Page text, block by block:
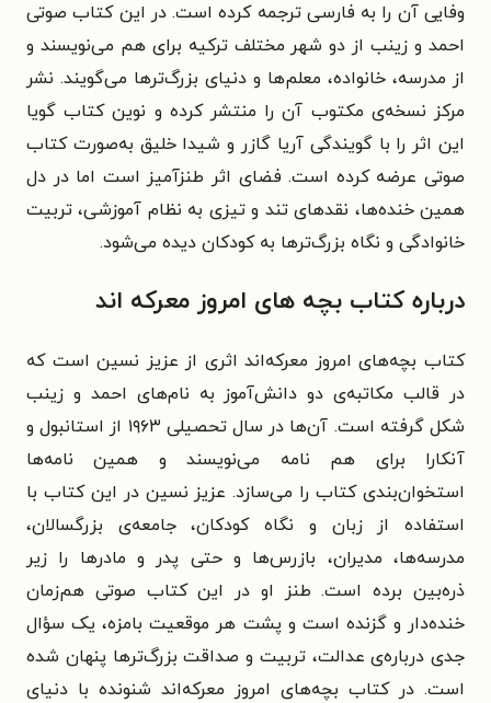
وفایی آن را به فارسی ترجمه کرده است. در این کتاب صوتی
احمد و زینب از دو شهر مختلف ترکیه برای هم می‌نویسند و
از مدرسه، خانواده، معلم‌ها و دنیای بزرگ‌ترها می‌گویند. نشر
مرکز نسخه‌ی مکتوب آن را منتشر کرده و نوین کتاب گویا
این اثر را با گویندگی آریا گازر و شیدا خلیق به‌صورت کتاب
صوتی عرضه کرده است. فضای اثر طنزآمیز است اما در دل
همین خنده‌ها، نقدهای تند و تیزی به نظام آموزشی، تربیت
خانوادگی و نگاه بزرگ‌ترها به کودکان دیده می‌شود.
درباره کتاب بچه‌ های امروز معرکه‌ اند
کتاب بچه‌های امروز معرکه‌اند اثری از عزیز نسین است که
در قالب مکاتبه‌ی دو دانش‌آموز به نام‌های احمد و زینب
شکل گرفته است. آن‌ها در سال تحصیلی ۱۹۶۳ از استانبول و
آنکارا برای هم نامه می‌نویسند و همین نامه‌ها
استخوان‌بندی کتاب را می‌سازد. عزیز نسین در این کتاب با
استفاده از زبان و نگاه کودکان، جامعه‌ی بزرگسالان،
مدرسه‌ها، مدیران، بازرس‌ها و حتی پدر و مادرها را زیر
ذره‌بین برده است. طنز او در این کتاب صوتی هم‌زمان
خنده‌دار و گزنده است و پشت هر موقعیت بامزه، یک سؤال
جدی درباره‌ی عدالت، تربیت و صداقت بزرگ‌ترها پنهان شده
است. در کتاب بچه‌های امروز معرکه‌اند شنونده با دنیای